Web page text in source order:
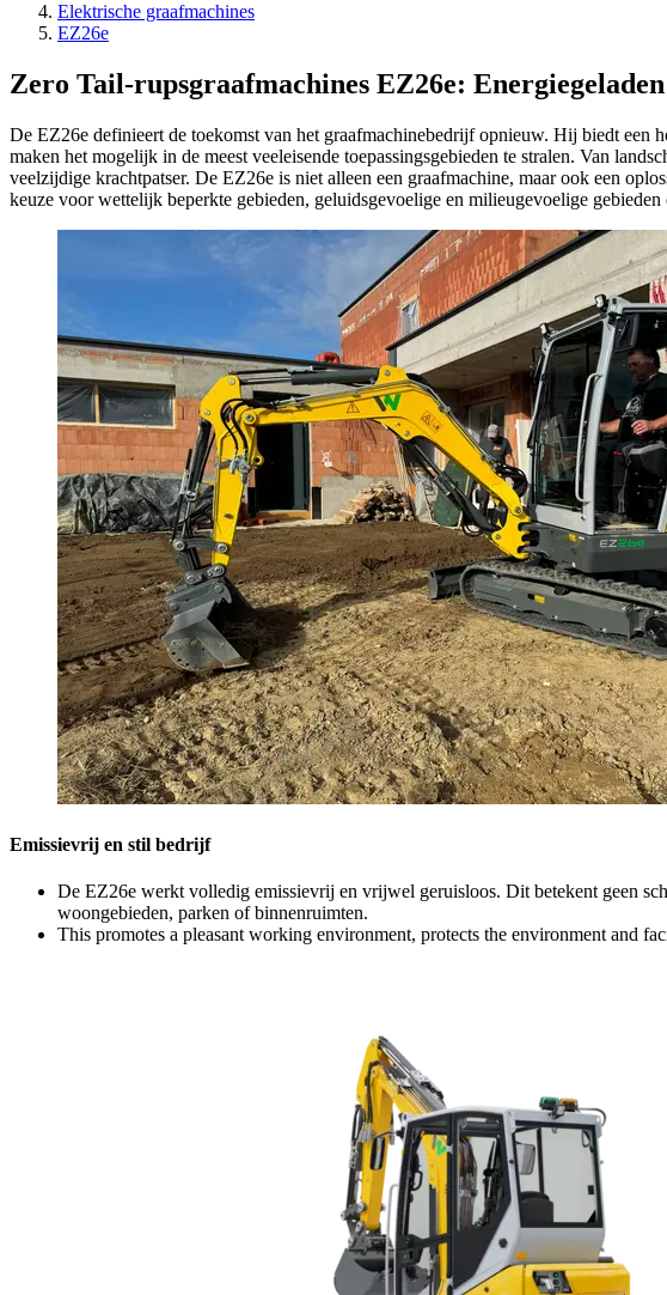
Elektrische graafmachines
EZ26e
Zero Tail-rupsgraafmachines EZ26e:
De EZ26e definieert de toekomst van het graafmachinebedrijf opnieuw. Hij biedt
maken het mogelijk in de meest veeleisende toepassingsgebieden te stralen. Van
veelzijdige krachtpatser. De EZ26e is niet alleen een graafmachine, maar ook een
keuze voor wettelijk beperkte gebieden, geluidsgevoelige en milieugevoelige
Emissievrij en stil bedrijf
De EZ26e werkt volledig emissievrij en vrijwel geruisloos. Dit betekent geen
woongebieden, parken of binnenruimten.
This promotes a pleasant working environment, protects the environment and